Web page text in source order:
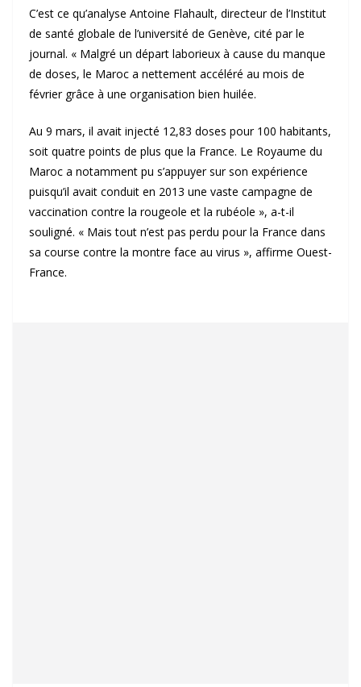
C’est ce qu’analyse Antoine Flahault, directeur de l’Institut
de santé globale de l’université de Genève, cité par le
journal. « Malgré un départ laborieux à cause du manque
de doses, le Maroc a nettement accéléré au mois de
février grâce à une organisation bien huilée.
Au 9 mars, il avait injecté 12,83 doses pour 100 habitants,
soit quatre points de plus que la France. Le Royaume du
Maroc a notamment pu s’appuyer sur son expérience
puisqu’il avait conduit en 2013 une vaste campagne de
vaccination contre la rougeole et la rubéole », a-t-il
souligné. « Mais tout n’est pas perdu pour la France dans
sa course contre la montre face au virus », affirme Ouest-
France.